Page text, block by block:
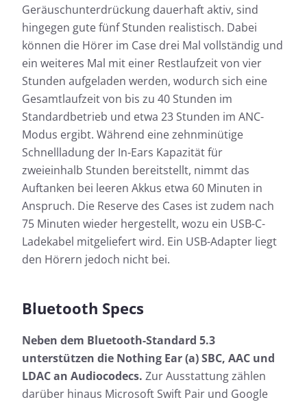
Geräuschunterdrückung dauerhaft aktiv, sind
hingegen gute fünf Stunden realistisch. Dabei
können die Hörer im Case drei Mal vollständig und
ein weiteres Mal mit einer Restlaufzeit von vier
Stunden aufgeladen werden, wodurch sich eine
Gesamtlaufzeit von bis zu 40 Stunden im
Standardbetrieb und etwa 23 Stunden im ANC-
Modus ergibt. Während eine zehnminütige
Schnellladung der In-Ears Kapazität für
zweieinhalb Stunden bereitstellt, nimmt das
Auftanken bei leeren Akkus etwa 60 Minuten in
Anspruch. Die Reserve des Cases ist zudem nach
75 Minuten wieder hergestellt, wozu ein USB-C-
Ladekabel mitgeliefert wird. Ein USB-Adapter liegt
den Hörern jedoch nicht bei.
Bluetooth Specs
Neben dem Bluetooth-Standard 5.3
unterstützen die Nothing Ear (a) SBC, AAC und
LDAC an Audiocodecs. Zur Ausstattung zählen
darüber hinaus Microsoft Swift Pair und Google